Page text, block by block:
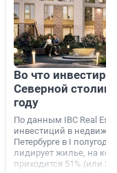
Во что
Северной
году
По данным IBC Real
инвестиций в
Петербурге в I
лидирует жилье, на
приходится 51% (или